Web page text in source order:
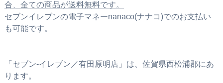
合、全ての商品が送料無料です。
セブンイレブンの電子マネーnanaco(ナナコ)でのお支払い
も可能です。
「セブン‐イレブン／有田原明店」は、佐賀県西松浦郡にあ
ります。